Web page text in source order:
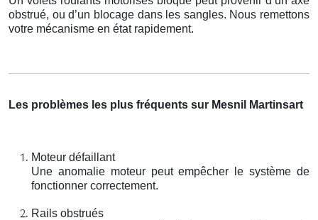
obstrué, ou d’un blocage dans les sangles. Nous remettons
votre mécanisme en état rapidement.
Les problèmes les plus fréquents sur Mesnil Martinsart
Moteur défaillant
Une anomalie moteur peut empêcher le système de
fonctionner correctement.
Rails obstrués